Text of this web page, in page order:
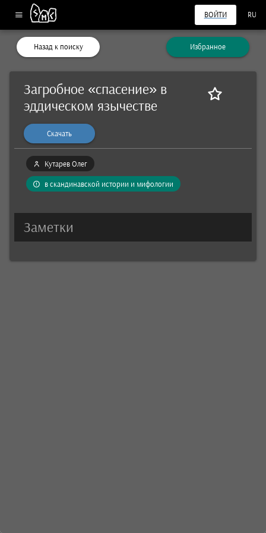
ВОЙТИ RU
Назад к поиску Избранное
Загробное «спасение» в
эддическом язычестве
Скачать
Кутарев Олег
в скандинавской истории и мифологии
Заметки